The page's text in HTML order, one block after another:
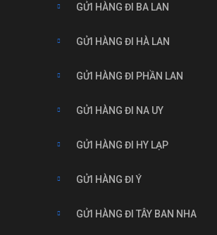
GỬI HÀNG ĐI BA LAN
GỬI HÀNG ĐI HÀ LAN
GỬI HÀNG ĐI PHẦN LAN
GỬI HÀNG ĐI NA UY
GỬI HÀNG ĐI HY LẠP
GỬI HÀNG ĐI Ý
GỬI HÀNG ĐI TÂY BAN NHA